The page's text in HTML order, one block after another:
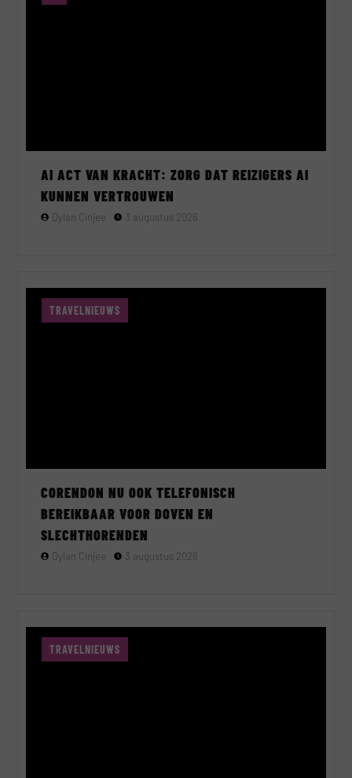
AI ACT VAN KRACHT: ZORG DAT REIZIGERS AI
KUNNEN VERTROUWEN
Dylan Cinjee 3 augustus 2026
TRAVELNIEUWS
CORENDON NU OOK TELEFONISCH
BEREIKBAAR VOOR DOVEN EN
SLECHTHORENDEN
Dylan Cinjee 3 augustus 2026
TRAVELNIEUWS